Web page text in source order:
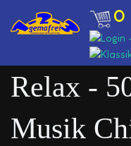
0
Relax -
Musik